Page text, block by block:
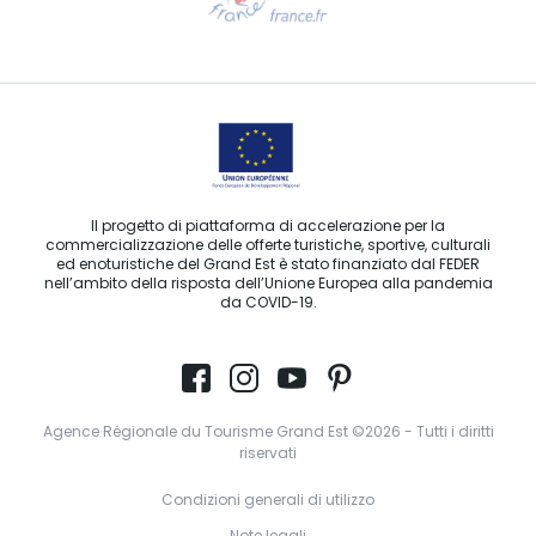
Contattaci per e-mail
Il progetto di piattaforma di accelerazione per la
commercializzazione delle offerte turistiche, sportive, culturali
ed enoturistiche del Grand Est è stato finanziato dal FEDER
nell’ambito della risposta dell’Unione Europea alla pandemia
da COVID-19.
Agence Régionale du Tourisme Grand Est ©2026 - Tutti i diritti
riservati
Condizioni generali di utilizzo